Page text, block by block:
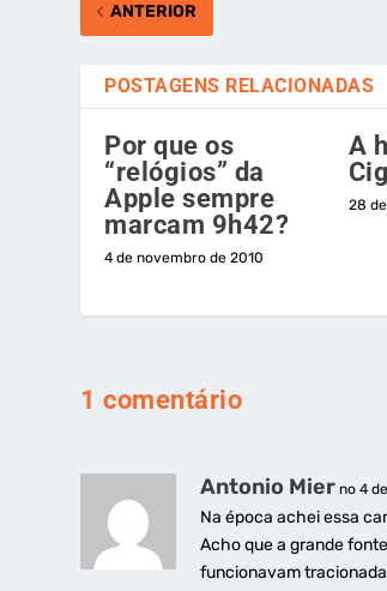
ANTERIOR
POSTAGENS RELACIONADAS
Por que os
“relógios” da
Apple sempre
marcam 9h42?
4 de novembro de 2010
A
28
1 comentário
Antonio Mier no 4
Na época achei essa
Acho que a grande
funcionavam